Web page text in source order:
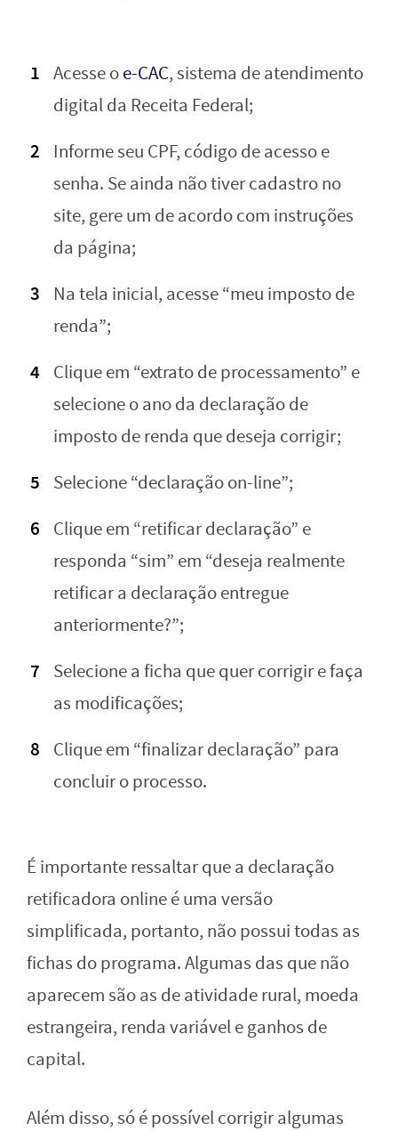
Acesse oe-CAC, sistema de atendimento
digital da Receita Federal;
Informe seu CPF, código de acesso e
senha. Se ainda não tiver cadastro no
site, gere um de acordo com instruções
da página;
Na tela inicial, acesse “meu imposto de
renda”;
Clique em “extrato de processamento” e
selecione o ano da declaração de
imposto de renda que deseja corrigir;
Selecione “declaração on-line”;
Clique em “retificar declaração” e
responda “sim” em “deseja realmente
retificar a declaração entregue
anteriormente?”;
Selecione a ficha que quer corrigir e faça
as modificações;
Clique em “finalizar declaração” para
concluir o processo.
É importante ressaltar que a declaração
retificadora online é uma versão
simplificada, portanto, não possui todas as
fichas do programa. Algumas das que não
aparecem são as de atividade rural, moeda
estrangeira, renda variável e ganhos de
capital.
Além disso, só é possível corrigir algumas